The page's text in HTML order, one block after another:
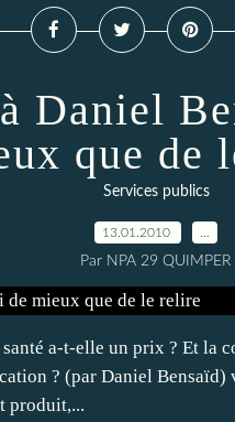
Daniel
que de
Services publics
13.01.2010
Par NPA 29 QUIMPER
a-t-elle un prix ? Et la
? (par Daniel
produit,...